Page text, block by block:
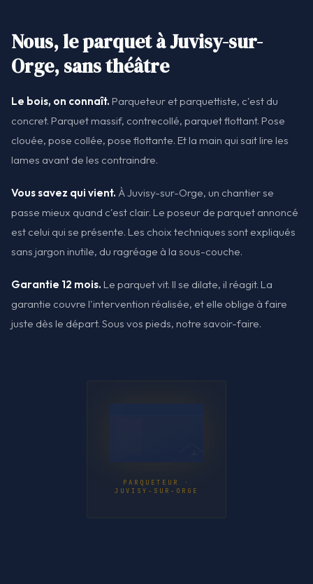
Nous, le parquet à Juvisy-sur-
Orge, sans théâtre
Le bois, on connaît. Parqueteur et parquettiste, c'est du
concret. Parquet massif, contrecollé, parquet flottant. Pose
clouée, pose collée, pose flottante. Et la main qui sait lire les
lames avant de les contraindre.
Vous savez qui vient. À Juvisy-sur-Orge, un chantier se
passe mieux quand c'est clair. Le poseur de parquet annoncé
est celui qui se présente. Les choix techniques sont expliqués
sans jargon inutile, du ragréage à la sous-couche.
Garantie 12 mois. Le parquet vit. Il se dilate, il réagit. La
garantie couvre l'intervention réalisée, et elle oblige à faire
juste dès le départ. Sous vos pieds, notre savoir-faire.
PARQUETEUR ·
JUVISY-SUR-ORGE